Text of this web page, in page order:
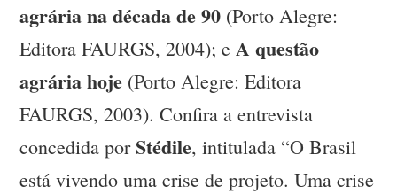
agrária na década de 90 (Porto Alegre:
Editora FAURGS, 2004); eA questão
agrária hoje (Porto Alegre: Editora
FAURGS, 2003). Confira a entrevista
concedida porStédile, intitulada “O Brasil
está vivendo uma crise de projeto. Uma crise